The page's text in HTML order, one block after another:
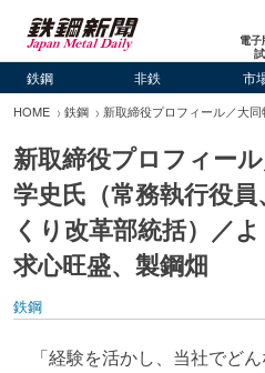
電
鉄鋼 非鉄 市
HOME 鉄鋼 新取締役プロフィール／大
新取締役プロフィー
学史氏（常務執行役
くり改革部統括）／
求心旺盛、製鋼畑
鉄鋼
「経験を活かし、当社でど